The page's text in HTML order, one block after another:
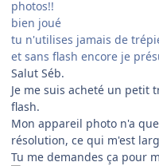
photos!!
bien joué
tu n'utilises jamais de
et sans flash encore je
Salut Séb.
Je me suis acheté un petit
flash.
Mon appareil photo n'a
résolution, ce qui m'est
Tu me demandes ça pour